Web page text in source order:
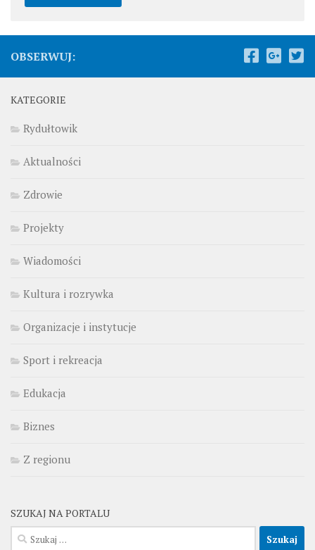
OBSERWUJ:
KATEGORIE
Rydułtowik
Aktualności
Zdrowie
Projekty
Wiadomości
Kultura i rozrywka
Organizacje i instytucje
Sport i rekreacja
Edukacja
Biznes
Z regionu
SZUKAJ NA PORTALU
Szukaj: